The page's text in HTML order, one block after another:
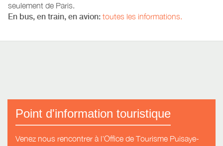
seulement de Paris.
En bus, en train, en avion: toutes les informations.
Point d'information touristique
Venez nous rencontrer à l'Office de Tourisme Puisaye-